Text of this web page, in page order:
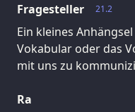
21.2
Fragesteller
Ein kleines
Vokabular oder das
mit uns zu
Ra